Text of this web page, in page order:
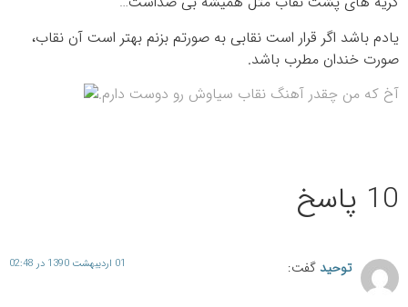
یادم باشد اگر قرار است نقابی به صورتم بزنم بهتر است آن نقاب،
صورت خندان مطرب باشد.
آخ که من چقدر آهنگ نقاب سیاوش رو دوست دارم.
10 پاسخ
توحیدگفت: 01 اردیبهشت 1390 در 02:48